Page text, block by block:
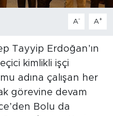
A- A+
Tayyip Erdoğan’ın
kimlikli işçi
adına çalışan her
görevine devam
Bolu da